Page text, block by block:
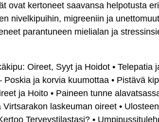
ovat kertoneet saavansa helpotusta
nivelkipuihin, migreeniin ja
parantuneen mielialan ja
Oireet, Syyt ja Hoidot • Telepatia
Poskia ja korvia kuumottaa • Pistävä
ja Hoito • Paineen tunne
laskeuman oireet •
Terveystilastasi? •